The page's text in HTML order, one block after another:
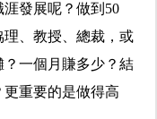
發展呢？做到50
、教授、總裁，或
一個月賺多少？結
重要的是做得高